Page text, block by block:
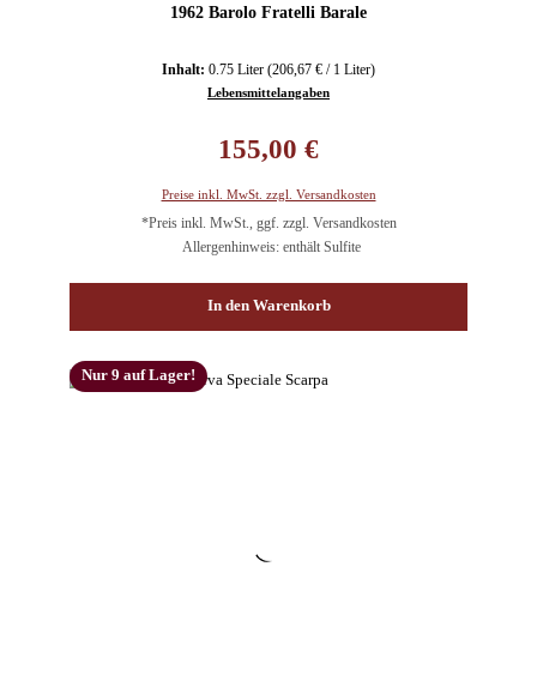
1962 Barolo Fratelli Barale
Inhalt: 0.75 Liter (206,67 € / 1 Liter)
Lebensmittelangaben
155,00 €
Preise inkl. MwSt. zzgl. Versandkosten
*Preis inkl. MwSt., ggf. zzgl. Versandkosten
Allergenhinweis: enthält Sulfite
In den Warenkorb
Nur 9 auf Lager!